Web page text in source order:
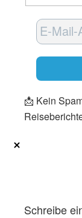
📩 Kein
Schreibe